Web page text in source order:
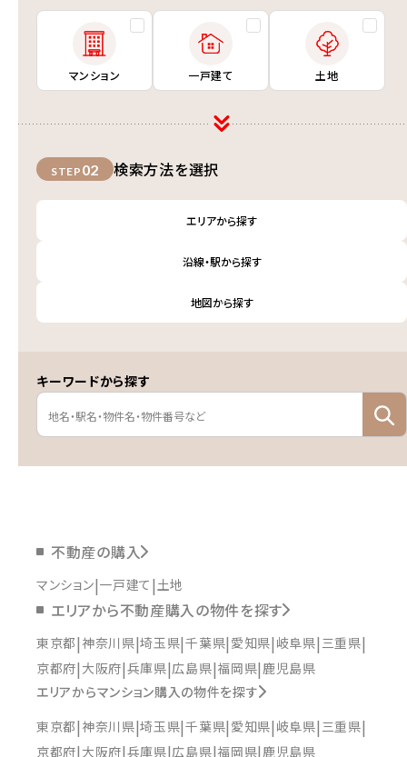
マンション 一戸建て 土地
STEP 02 検索方法を選択
エリアから探す
沿線・駅から探す
地図から探す
キーワードから探す
不動産の購入
マンション 一戸建て 土地
エリアから不動産購入の物件を探す
東京都 神奈川県 埼玉県 千葉県 愛知県 岐阜県 三重県
京都府 大阪府 兵庫県 広島県 福岡県 鹿児島県
エリアからマンション購入の物件を探す
東京都 神奈川県 埼玉県 千葉県 愛知県 岐阜県 三重県
京都府 大阪府 兵庫県 広島県 福岡県 鹿児島県